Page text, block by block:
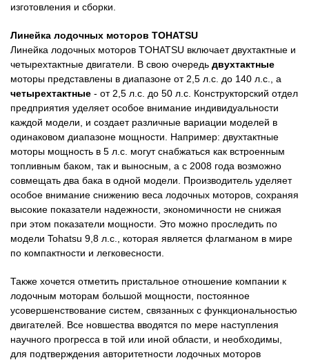
изготовления и сборки.
Линейка лодочных моторов TOHATSU
Линейка лодочных моторов TOHATSU включает двухтактные и
четырехтактные двигатели. В свою очередь двухтактные
моторы представлены в диапазоне от 2,5 л.с. до 140 л.с., а
четырехтактные - от 2,5 л.с. до 50 л.с. Конструкторский отдел
предприятия уделяет особое внимание индивидуальности
каждой модели, и создает различные вариации моделей в
одинаковом диапазоне мощности. Например: двухтактные
моторы мощность в 5 л.с. могут снабжаться как встроенным
топливным баком, так и выносным, а с 2008 года возможно
совмещать два бака в одной модели. Производитель уделяет
особое внимание снижению веса лодочных моторов, сохраняя
высокие показатели надежности, экономичности не снижая
при этом показатели мощности. Это можно проследить по
модели Tohatsu 9,8 л.с., которая является флагманом в мире
по компактности и легковесности.
Также хочется отметить пристальное отношение компании к
лодочным моторам большой мощности, постоянное
усовершенствование систем, связанных с функциональностью
двигателей. Все новшества вводятся по мере наступления
научного прогресса в той или иной области, и необходимы,
для подтверждения авторитетности лодочных моторов